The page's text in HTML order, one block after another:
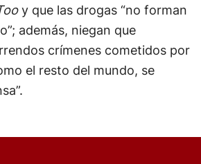
y que las drogas “no forman
además, niegan que
crímenes cometidos por
el resto del mundo, se